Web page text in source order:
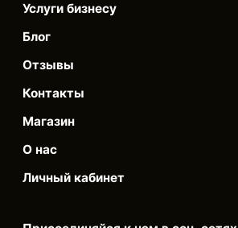
Услуги бизнесу
Блог
Отзывы
Контакты
Магазин
О нас
Личный кабинет